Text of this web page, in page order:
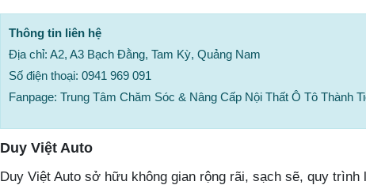
Thông tin liên hệ
Địa chỉ: A2, A3 Bạch Đằng, Tam Kỳ, Quảng Nam
Số điện thoại: 0941 969 091
Fanpage: Trung Tâm Chăm Sóc & Nâng Cấp Nội Thất Ô Tô Thành
Duy Việt Auto
Duy Việt Auto sở hữu không gian rộng rãi, sạch sẽ, quy